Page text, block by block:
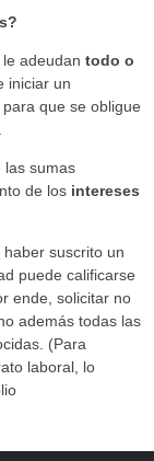
adeudan todo o
iniciar un
que se obligue
las sumas
de los intereses
suscrito un
puede calificarse
ende, solicitar no
además todas las
(Para
laboral, lo